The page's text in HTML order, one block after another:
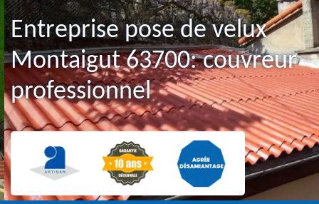
Entreprise pose de velux
Montaigut 63700: couvreur
professionnel